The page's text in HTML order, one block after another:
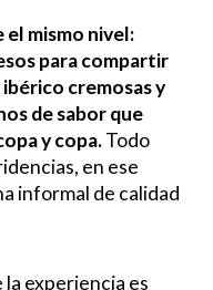
mismo nivel:
para compartir
cremosas y
de sabor que
y copa.Todo
en ese
informal de calidad
experiencia es